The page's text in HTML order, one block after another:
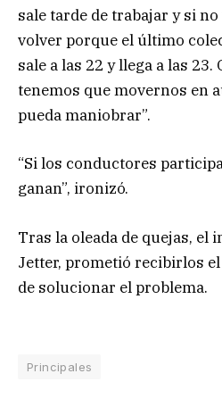
sale tarde de trabajar y si
volver porque el último
sale a las 22 y llega a las 23.
tenemos que movernos en
pueda maniobrar”.
“Si los conductores
ganan”, ironizó.
Tras la oleada de quejas, el
Jetter, prometió recibirlos
de solucionar el problema.
Principales